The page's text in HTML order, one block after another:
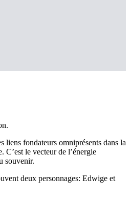
liens fondateurs omniprésents dans la
C’est le vecteur de l’énergie
souvenir.
deux personnages: Edwige et